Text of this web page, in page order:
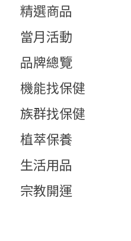
精選商品
當月活動
品牌總覽
機能找保健
族群找保健
植萃保養
生活用品
宗教開運